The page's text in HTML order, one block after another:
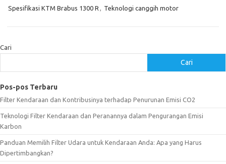
Spesifikasi KTM Brabus 1300 R , Teknologi canggih motor
Cari
Cari
Pos-pos Terbaru
Filter Kendaraan dan Kontribusinya terhadap Penurunan Emisi CO2
Teknologi Filter Kendaraan dan Peranannya dalam Pengurangan Emisi
Karbon
Panduan Memilih Filter Udara untuk Kendaraan Anda: Apa yang Harus
Dipertimbangkan?